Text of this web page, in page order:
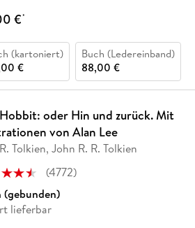
€*
(kartoniert)
€
Buch (Ledereinband)
88,00 €
oder Hin und zurück. Mit
von Alan Lee
Tolkien, John R. R. Tolkien
(4772)
(gebunden)
lieferbar